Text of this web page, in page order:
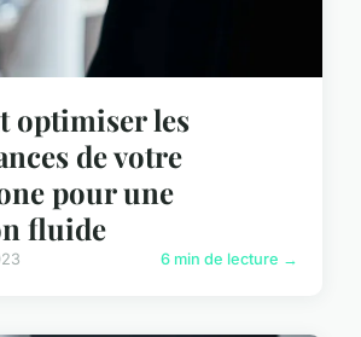
optimiser les
de votre
pour une
fluide
6 min de lecture →